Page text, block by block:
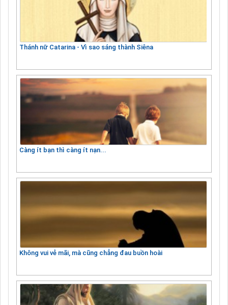
Thánh nữ Catarina - Vì sao sáng thành Siêna
Càng ít bạn thì càng ít nạn...
Không vui vẻ mãi, mà cũng chẳng đau buồn hoài